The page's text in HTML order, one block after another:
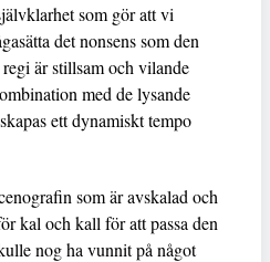
som gör att vi
det nonsens som den
är stillsam och vilande
med de lysande
ett dynamiskt tempo
som är avskalad och
kal och kall för att passa den
nog ha vunnit på något